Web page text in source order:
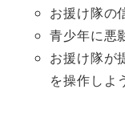
お援け隊の
青少年に悪
お援け隊が
を操作しよ